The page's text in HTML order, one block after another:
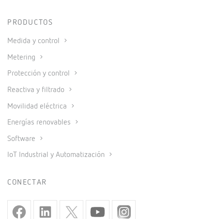
PRODUCTOS
Medida y control
Metering
Protección y control
Reactiva y filtrado
Movilidad eléctrica
Energías renovables
Software
IoT Industrial y Automatización
CONECTAR